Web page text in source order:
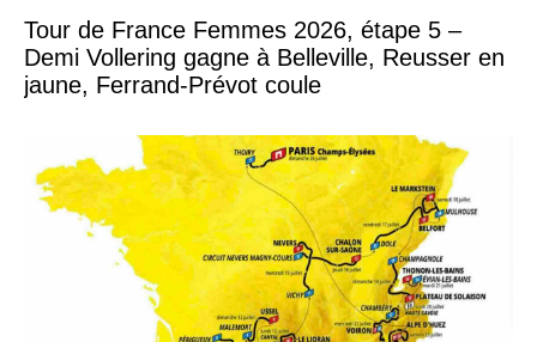
Tour de France Femmes 2026, étape 5 –
Demi Vollering gagne à Belleville, Reusser en
jaune, Ferrand-Prévot coule